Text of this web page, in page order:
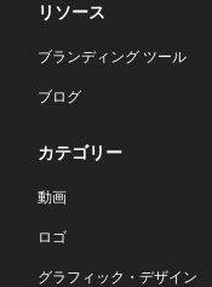
リソース
ブランディング ツール
ブログ
カテゴリー
動画
ロゴ
グラフィック・デザイン